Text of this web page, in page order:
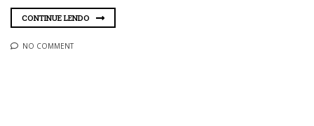
CONTINUE LENDO
NO COMMENT